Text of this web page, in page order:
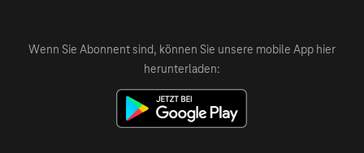
Wenn Sie Abonnent sind, können Sie unsere mobile App hier
herunterladen: